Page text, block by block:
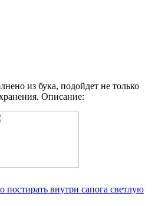
из бука, подойдет не только
Описание:
постирать внутри сапога светлую